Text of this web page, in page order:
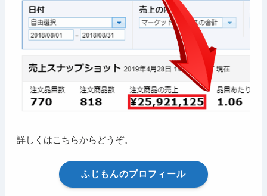
詳しくはこちらからどうぞ。
ふじもんのプロフィール